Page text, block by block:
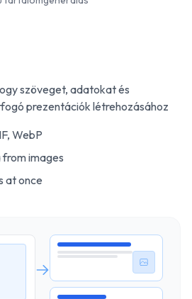
szöveget, adatokat és
prezentációk létrehozásához
WebP
images
at once